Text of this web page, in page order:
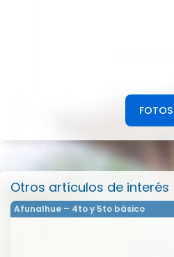
FOTOS
Otros artículos de interés
Afunalhue – 4to y 5to básico